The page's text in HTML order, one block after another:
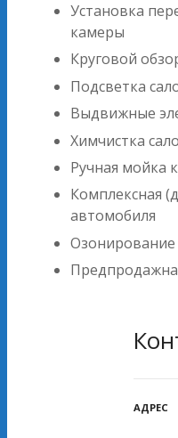
Установка
камеры
Круговой
Подсветка
Выдвижные
Химчистка
Ручная мойка
Комплексная
автомобиля
Озонирование
АДРЕС